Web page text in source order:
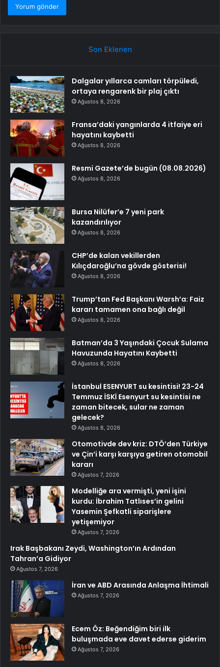
Son Eklenen
Dalgalar yıllarca camları törpüledi,
ortaya rengarenk bir plaj çıktı
Ağustos 8, 2026
Fransa’daki yangınlarda 4 itfaiye eri
hayatını kaybetti
Ağustos 8, 2026
Resmi Gazete’de bugün (08.08.2026)
Ağustos 8, 2026
Bursa Nilüfer’e 7 yeni park
kazandırılıyor
Ağustos 8, 2026
CHP’de kalan vekillerden
Kılıçdaroğlu’na gövde gösterisi!
Ağustos 8, 2026
Trump’tan Fed Başkanı Warsh’a: Faiz
kararı tamamen ona bağlı değil
Ağustos 8, 2026
Batman’da 3 Yaşındaki Çocuk Sulama
Havuzunda Hayatını Kaybetti
Ağustos 8, 2026
İstanbul ESENYURT su kesintisi! 23-24
Temmuz İSKİ Esenyurt su kesintisi ne
zaman bitecek, sular ne zaman
gelecek?
Ağustos 8, 2026
Otomotivde dev kriz: DTÖ’den Türkiye
ve Çin’i karşı karşıya getiren otomobil
kararı
Ağustos 7, 2026
Modelliğe ara vermişti, yeni işini
kurdu: İbrahim Tatlıses’in gelini
Yasemin Şefkatli siparişlere
yetişemiyor
Ağustos 7, 2026
Irak Başbakanı Zeydi, Washington’ın Ardından
Tahran’a Gidiyor
Ağustos 7, 2026
İran ve ABD Arasında Anlaşma İhtimali
Ağustos 7, 2026
Ecem Öz: Beğendiğim biri ilk
buluşmada eve davet ederse giderim
Ağustos 7, 2026